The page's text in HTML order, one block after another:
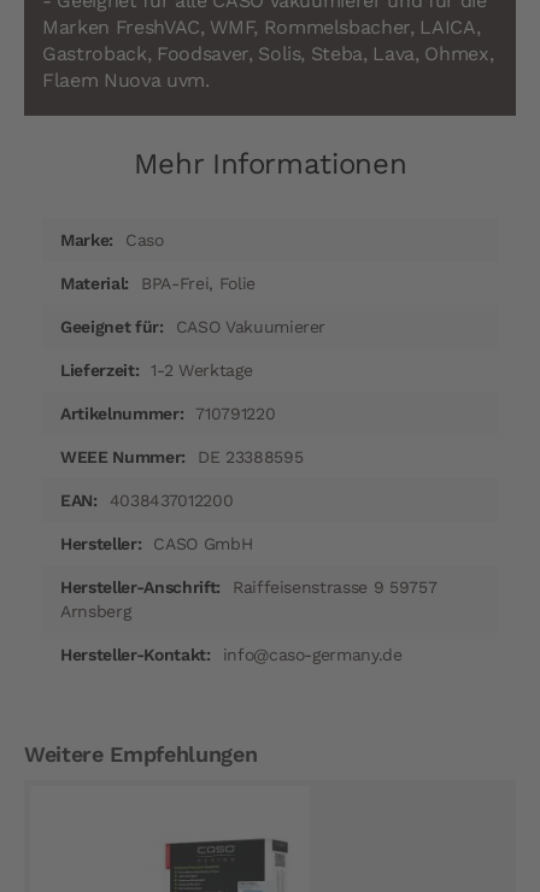
Marken FreshVAC, WMF, Rommelsbacher, LAICA,
Gastroback, Foodsaver, Solis, Steba, Lava, Ohmex,
Flaem Nuova uvm.
Mehr Informationen
InformationenCaso
BPA-Frei, Folie
CASO Vakuumierer
1-2 Werktage
710791220
DE 23388595
4038437012200
CASO GmbH
Raiffeisenstrasse 9 59757
Arnsberg
info@caso-germany.de
Weitere Empfehlungen